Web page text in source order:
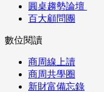
圓桌趨勢論壇
百大顧問團
數位閱讀
商周線上讀
商周共學圈
新財富備忘錄